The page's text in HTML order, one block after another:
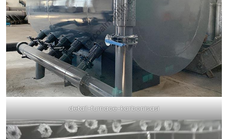
detail-furnace-karbonisasi